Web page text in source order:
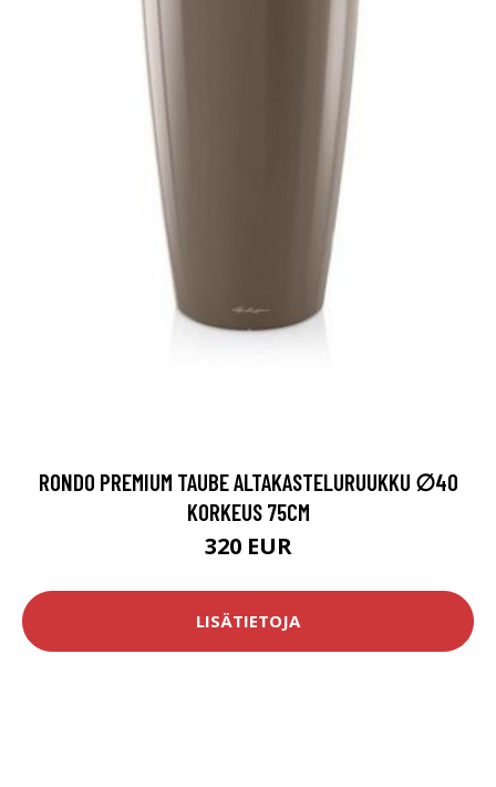
RONDO PREMIUM TAUBE ALTAKASTELURUUKKU ∅40
KORKEUS 75CM
320 EUR
LISÄTIETOJA